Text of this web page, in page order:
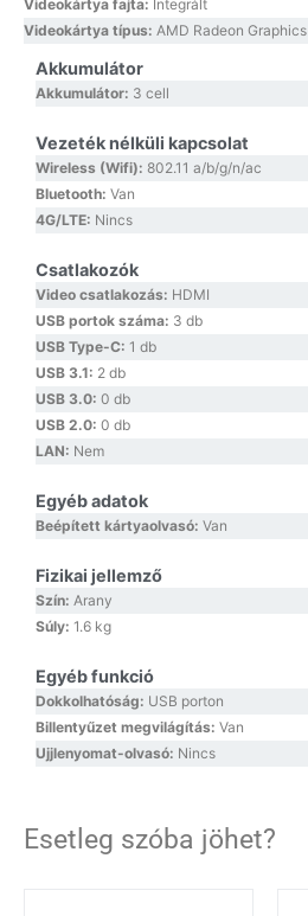
Videokártya fajta: Integrált
Videokártya típus: AMD Radeon Graphics
Akkumulátor
Akkumulátor: 3 cell
Vezeték nélküli kapcsolat
Wireless (Wifi): 802.11 a/b/g/n/ac
Bluetooth: Van
4G/LTE: Nincs
Csatlakozók
Video csatlakozás: HDMI
USB portok száma: 3 db
USB Type-C: 1 db
USB 3.1: 2 db
USB 3.0: 0 db
USB 2.0: 0 db
LAN: Nem
Egyéb adatok
Beépített kártyaolvasó: Van
Fizikai jellemző
Szín: Arany
Súly: 1.6 kg
Egyéb funkció
Dokkolhatóság: USB porton
Billentyűzet megvilágítás: Van
Ujjlenyomat-olvasó: Nincs
Esetleg szóba jöhet?